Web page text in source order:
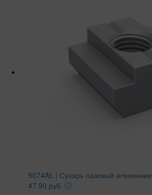
5074AL | Сухарь пазовый
47.90 руб. ⓘ